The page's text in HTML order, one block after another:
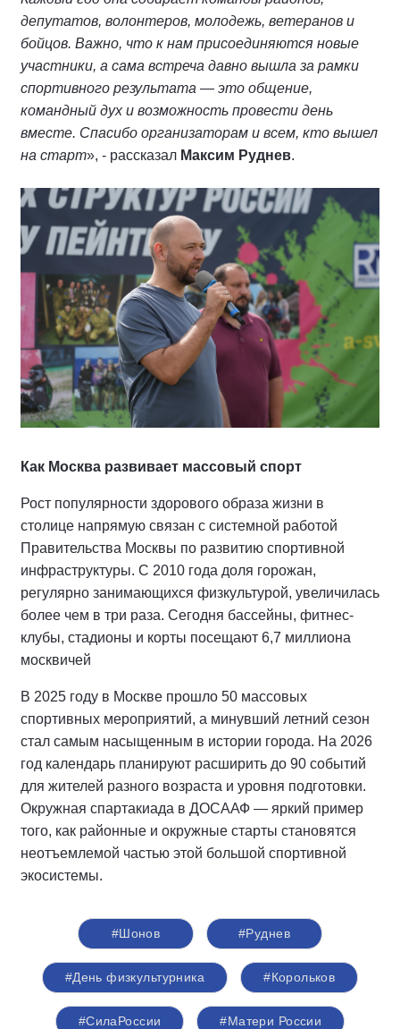
депутатов, волонтеров, молодежь, ветеранов и
бойцов. Важно, что к нам присоединяются новые
участники, а сама встреча давно вышла за рамки
спортивного результата — это общение,
командный дух и возможность провести день
вместе. Спасибо организаторам и всем, кто вышел
на старт», - рассказал Максим Руднев.
Как Москва развивает массовый спорт
Рост популярности здорового образа жизни в
столице напрямую связан с системной работой
Правительства Москвы по развитию спортивной
инфраструктуры. С 2010 года доля горожан,
регулярно занимающихся физкультурой, увеличилась
более чем в три раза. Сегодня бассейны, фитнес-
клубы, стадионы и корты посещают 6,7 миллиона
москвичей
В 2025 году в Москве прошло 50 массовых
спортивных мероприятий, а минувший летний сезон
стал самым насыщенным в истории города. На 2026
год календарь планируют расширить до 90 событий
для жителей разного возраста и уровня подготовки.
Окружная спартакиада в ДОСААФ — яркий пример
того, как районные и окружные старты становятся
неотъемлемой частью этой большой спортивной
экосистемы.
#Шонов #Руднев
#День физкультурника #Корольков
#СилаРоссии #Матери России